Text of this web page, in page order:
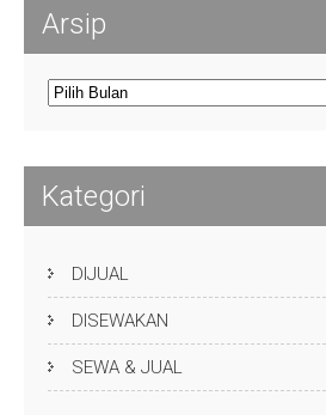
Arsip
Arsip
Kategori
DIJUAL
DISEWAKAN
SEWA & JUAL